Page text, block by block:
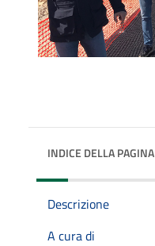
INDICE DELLA PAGINA
Descrizione
A cura di